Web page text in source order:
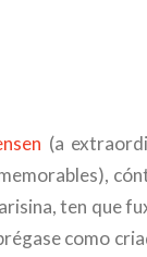
(a
ten que
como